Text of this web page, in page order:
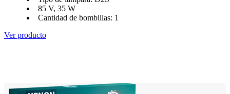
85 V, 35 W
Cantidad de bombillas: 1
Ver producto